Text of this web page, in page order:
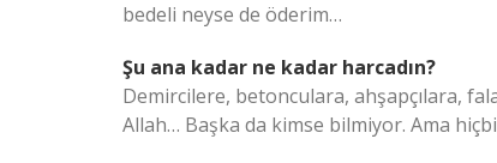
bedeli neyse de öderim…
Şu ana kadar ne kadar harcadın?
Demircilere, betonculara, ahşapçılara,
Allah… Başka da kimse bilmiyor. Ama